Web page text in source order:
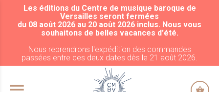
ALLER AU CONTENU PRINCIPAL
Les éditions du Centre de musique baroque de
Versailles seront fermées
du 08 août 2026 au 20 août 2026 inclus. Nous vous
souhaitons de belles vacances d'été.
Nous reprendrons l'expédition des commandes
passées entre ces deux dates dès le 21 août 2026.